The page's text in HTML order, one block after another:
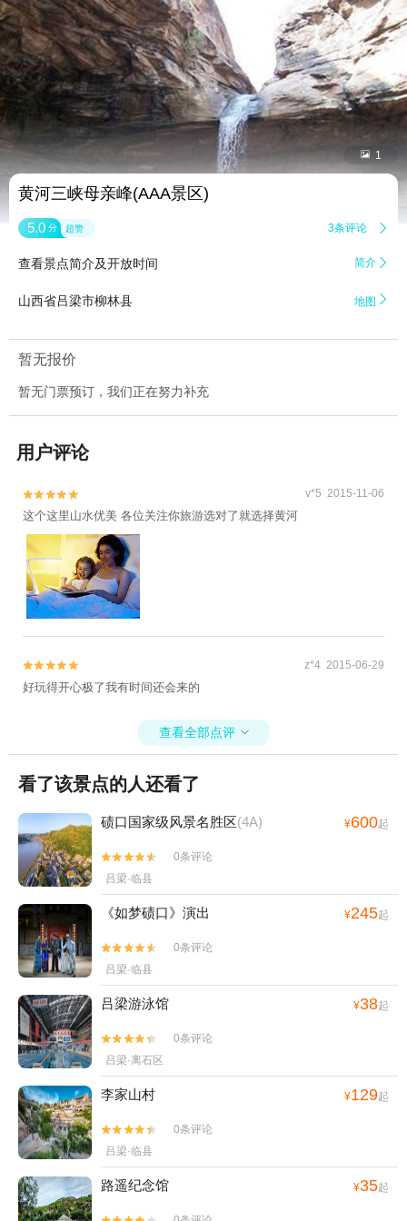
 1
黄河三峡母亲峰(AAA景区)
5.0 分 超赞 3条评论 
查看景点简介及开放时间 简介 
山西省吕梁市柳林县 地图 
暂无报价
暂无门票预订，我们正在努力补充
用户评论

 v*5 2015-11-06
这个这里山水优美 各位关注你旅游选对了就选择黄河

 z*4 2015-06-29
好玩得开心极了我有时间还会来的
查看全部点评 
看了该景点的人还看了
碛口国家级风景名胜区(4A) ¥600起


0条评论
吕梁·临县
《如梦碛口》演出 ¥245起


0条评论
吕梁·临县
吕梁游泳馆 ¥38起


0条评论
吕梁·离石区
李家山村 ¥129起


0条评论
吕梁·临县
路遥纪念馆 ¥35起
